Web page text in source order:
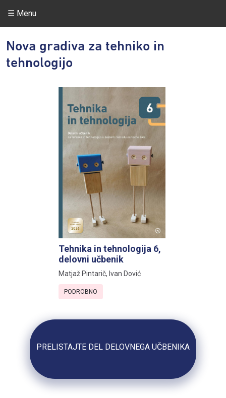
☰ Menu
Nova gradiva za tehniko in
tehnologijo
Tehnika in tehnologija 6,
delovni učbenik
Matjaž Pintarič, Ivan Dović
PODROBNO
PRELISTAJTE DEL DELOVNEGA UČBENIKA